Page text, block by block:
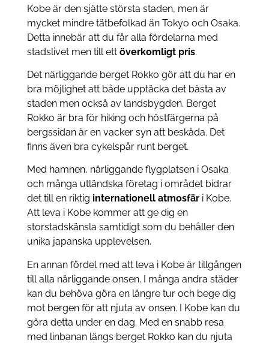
Kobe är den sjätte största staden, men är
mycket mindre tätbefolkad än Tokyo och Osaka.
Detta innebär att du får alla fördelarna med
stadslivet men till ett överkomligt pris.
Det närliggande berget Rokko gör att du har en
bra möjlighet att både upptäcka det bästa av
staden men också av landsbygden. Berget
Rokko är bra för hiking och höstfärgerna på
bergssidan är en vacker syn att beskåda. Det
finns även bra cykelspår runt berget.
Med hamnen, närliggande flygplatsen i Osaka
och många utländska företag i området bidrar
det till en riktig internationell atmosfäri Kobe.
Att leva i Kobe kommer att ge dig en
storstadskänsla samtidigt som du behåller den
unika japanska upplevelsen.
En annan fördel med att leva i Kobe är tillgången
till alla närliggande onsen. I många andra städer
kan du behöva göra en längre tur och bege dig
mot bergen för att njuta av onsen. I Kobe kan du
göra detta under en dag. Med en snabb resa
med linbanan längs berget Rokko kan du njuta